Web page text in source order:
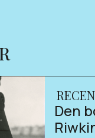
Den